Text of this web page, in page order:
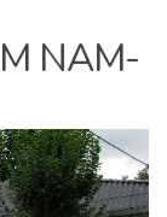
NAM-